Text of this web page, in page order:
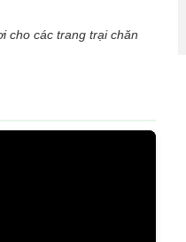
cho các trang trại chăn